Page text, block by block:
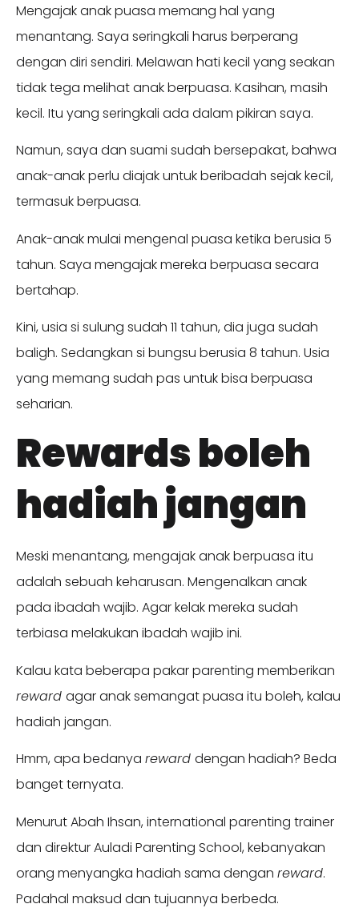
Mengajak anak puasa memang hal yang
menantang. Saya seringkali harus berperang
dengan diri sendiri. Melawan hati kecil yang seakan
tidak tega melihat anak berpuasa. Kasihan, masih
kecil. Itu yang seringkali ada dalam pikiran saya.
Namun, saya dan suami sudah bersepakat, bahwa
anak-anak perlu diajak untuk beribadah sejak kecil,
termasuk berpuasa.
Anak-anak mulai mengenal puasa ketika berusia 5
tahun. Saya mengajak mereka berpuasa secara
bertahap.
Kini, usia si sulung sudah 11 tahun, dia juga sudah
baligh. Sedangkan si bungsu berusia 8 tahun. Usia
yang memang sudah pas untuk bisa berpuasa
seharian.
Rewards boleh
hadiah jangan
Meski menantang, mengajak anak berpuasa itu
adalah sebuah keharusan. Mengenalkan anak
pada ibadah wajib. Agar kelak mereka sudah
terbiasa melakukan ibadah wajib ini.
Kalau kata beberapa pakar parenting memberikan
reward agar anak semangat puasa itu boleh, kalau
hadiah jangan.
Hmm, apa bedanya reward dengan hadiah? Beda
banget ternyata.
Menurut Abah Ihsan, international parenting trainer
dan direktur Auladi Parenting School, kebanyakan
orang menyangka hadiah sama dengan reward.
Padahal maksud dan tujuannya berbeda.